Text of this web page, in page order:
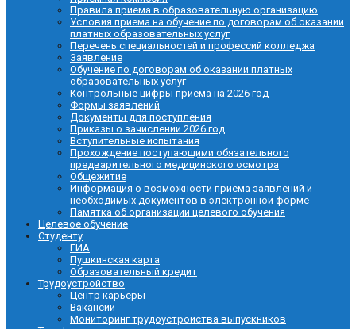
Правила приема в образовательную организацию
Условия приема на обучение по договорам об оказании
платных образовательных услуг
Перечень специальностей и профессий колледжа
Заявление
Обучение по договорам об оказании платных
образовательных услуг
Контрольные цифры приема на 2026 год
Формы заявлений
Документы для поступления
Приказы о зачислении 2026 год
Вступительные испытания
Прохождение поступающими обязательного
предварительного медицинского осмотра
Общежитие
Информация о возможности приема заявлений и
необходимых документов в электронной форме
Памятка об организации целевого обучения
Целевое обучение
Студенту
ГИА
Пушкинская карта
Образовательный кредит
Трудоустройство
Центр карьеры
Вакансии
Мониторинг трудоустройства выпускников